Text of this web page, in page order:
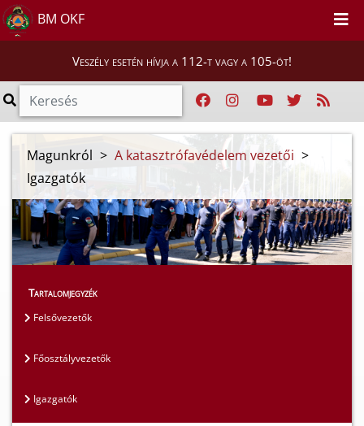
BM OKF
Veszély esetén hívja a 112-t vagy a 105-öt!
Magunkról > A katasztrófavédelem vezetői >
Igazgatók
Tartalomjegyzék
Felsővezetők
Főosztályvezetők
Igazgatók